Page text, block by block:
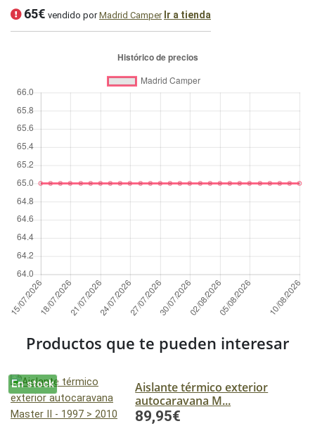
65€ vendido porMadrid Camper Ir a tienda
Productos que te pueden interesar
En stock
Aislante térmico exterior
autocaravana M...
89,95€